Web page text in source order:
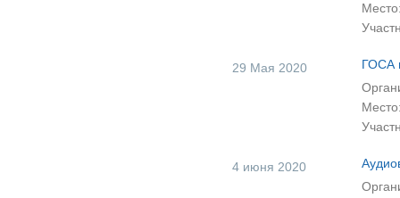
29 Мая 2020
ГОСА
4 июня 2020